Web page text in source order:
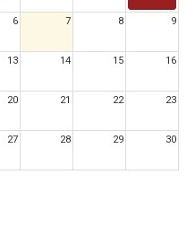
6 7 8 9
13 14 15 16
20 21 22 23
27 28 29 30